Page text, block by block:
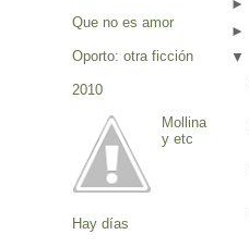
Que no es amor
Oporto: otra ficción
2010
Mollina
y etc
Hay días
►
►
▼